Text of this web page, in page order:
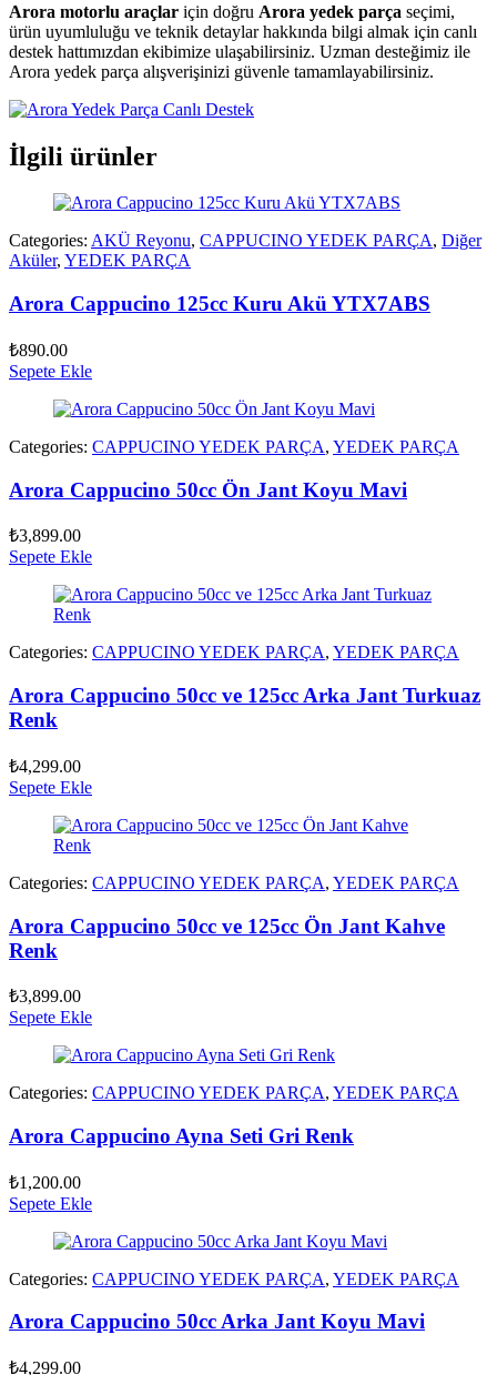
Arora motorlu araçlar için doğru Arora yedek parça seçimi,
ürün uyumluluğu ve teknik detaylar hakkında bilgi almak için canlı
destek hattımızdan ekibimize ulaşabilirsiniz. Uzman desteğimiz ile
Arora yedek parça alışverişinizi güvenle tamamlayabilirsiniz.
İlgili ürünler
Categories: AKÜ Reyonu, CAPPUCINO YEDEK PARÇA, Diğer
Aküler, YEDEK PARÇA
Arora Cappucino 125cc Kuru Akü YTX7ABS
₺890.00
Sepete Ekle
Categories: CAPPUCINO YEDEK PARÇA, YEDEK PARÇA
Arora Cappucino 50cc Ön Jant Koyu Mavi
₺3,899.00
Sepete Ekle
Categories: CAPPUCINO YEDEK PARÇA, YEDEK PARÇA
Arora Cappucino 50cc ve 125cc Arka Jant Turkuaz
Renk
₺4,299.00
Sepete Ekle
Categories: CAPPUCINO YEDEK PARÇA, YEDEK PARÇA
Arora Cappucino 50cc ve 125cc Ön Jant Kahve
Renk
₺3,899.00
Sepete Ekle
Categories: CAPPUCINO YEDEK PARÇA, YEDEK PARÇA
Arora Cappucino Ayna Seti Gri Renk
₺1,200.00
Sepete Ekle
Categories: CAPPUCINO YEDEK PARÇA, YEDEK PARÇA
Arora Cappucino 50cc Arka Jant Koyu Mavi
₺4,299.00